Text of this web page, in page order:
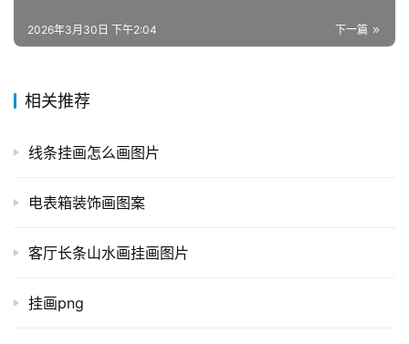
下一篇
2026年3月30日 下午2:04
相关推荐
线条挂画怎么画图片
电表箱装饰画图案
客厅长条山水画挂画图片
挂画png